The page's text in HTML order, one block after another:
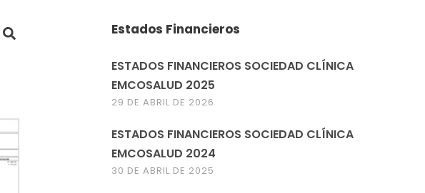
Estados Financieros
ESTADOS FINANCIEROS SOCIEDAD CLÍNICA
EMCOSALUD 2025
29 DE ABRIL DE 2026
ESTADOS FINANCIEROS SOCIEDAD CLÍNICA
EMCOSALUD 2024
30 DE ABRIL DE 2025